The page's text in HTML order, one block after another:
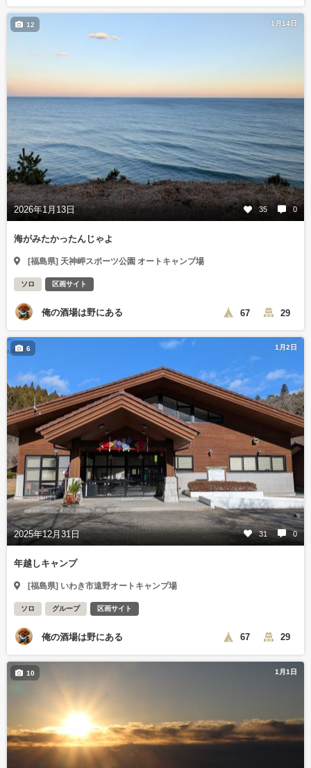
1月14日
2026年1月13日 35 0
12
海がみたかったんじゃよ
[福島県] 天神岬スポーツ公園 オートキャンプ場
ソロ 区画サイト
俺の酒場は野にある 67 29
1月2日
2025年12月31日 31 0
6
年越しキャンプ
[福島県] いわき市遠野オートキャンプ場
ソロ グループ 区画サイト
俺の酒場は野にある 67 29
1月1日
10